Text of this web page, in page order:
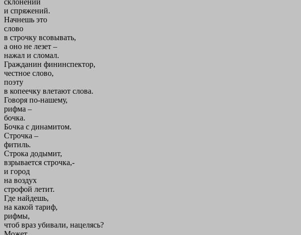
склонений
и спряжений.
Начнешь это
слово
в строчку всовывать,
а оно не лезет –
нажал и сломал.
Гражданин фининспектор,
честное слово,
поэту
в копеечку влетают слова.
Говоря по-нашему,
рифма –
бочка.
Бочка с динамитом.
Строчка –
фитиль.
Строка додымит,
взрывается строчка,-
и город
на воздух
строфой летит.
Где найдешь,
на какой тариф,
рифмы,
чтоб враз убивали, нацелясь?